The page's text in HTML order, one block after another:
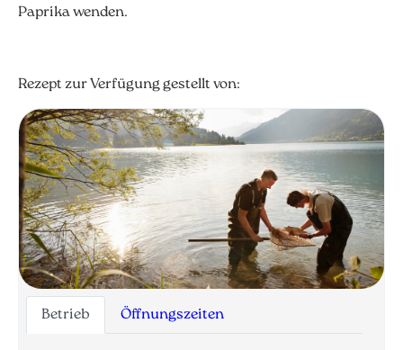
Paprika wenden.
Rezept zur Verfügung gestellt von:
Betrieb Öffnungszeiten